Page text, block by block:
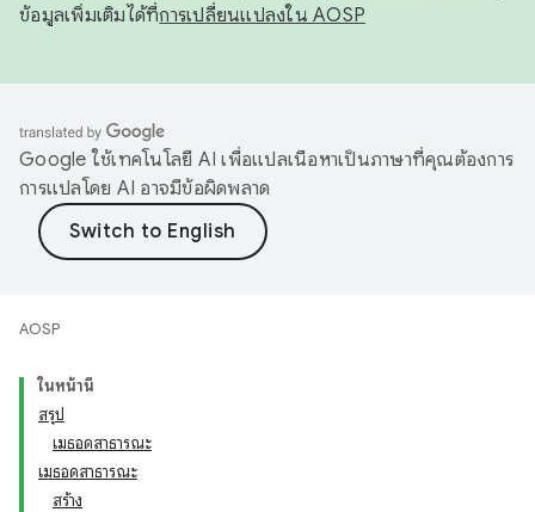
ข้อมูลเพิ่มเติมได้ที่การเปลี่ยนแปลงใน AOSP
Google ใช้เทคโนโลยี AI เพื่อแปลเนื้อหาเป็นภาษาที่คุณต้องการ
การแปลโดย AI อาจมีข้อผิดพลาด
AOSP
ในหน้านี้
สรุป
เมธอดสาธารณะ
เมธอดสาธารณะ
สร้าง